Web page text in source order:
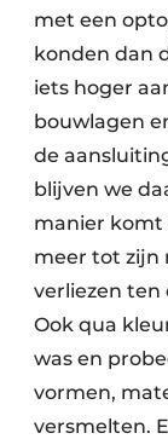
met een
konden dan
iets hoger
bouwlagen
de
blijven we
manier komt
meer tot zijn
verliezen ten
Ook qua
was en
vormen,
versmelten.